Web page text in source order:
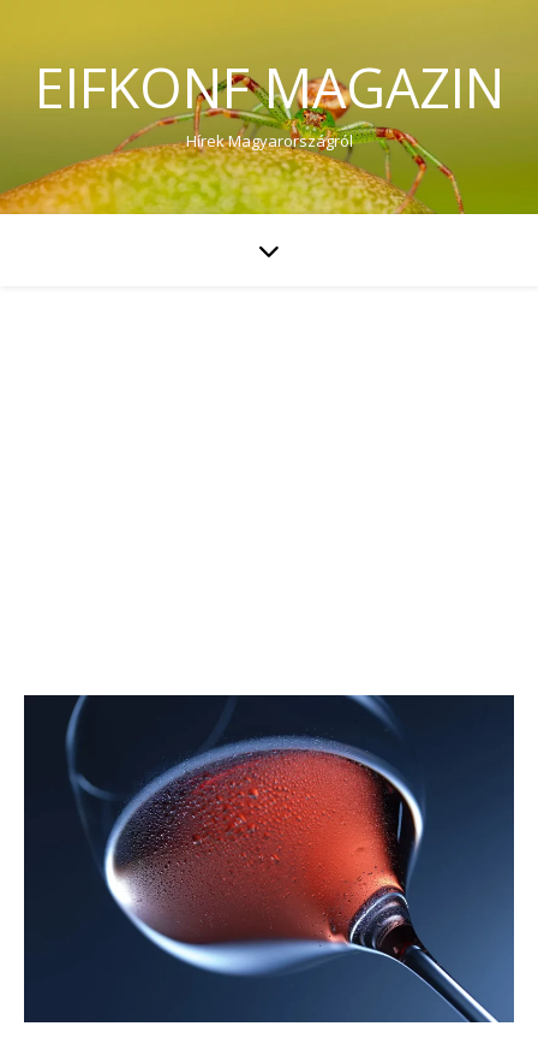
EIFKONF MAGAZIN
Hírek Magyarországról